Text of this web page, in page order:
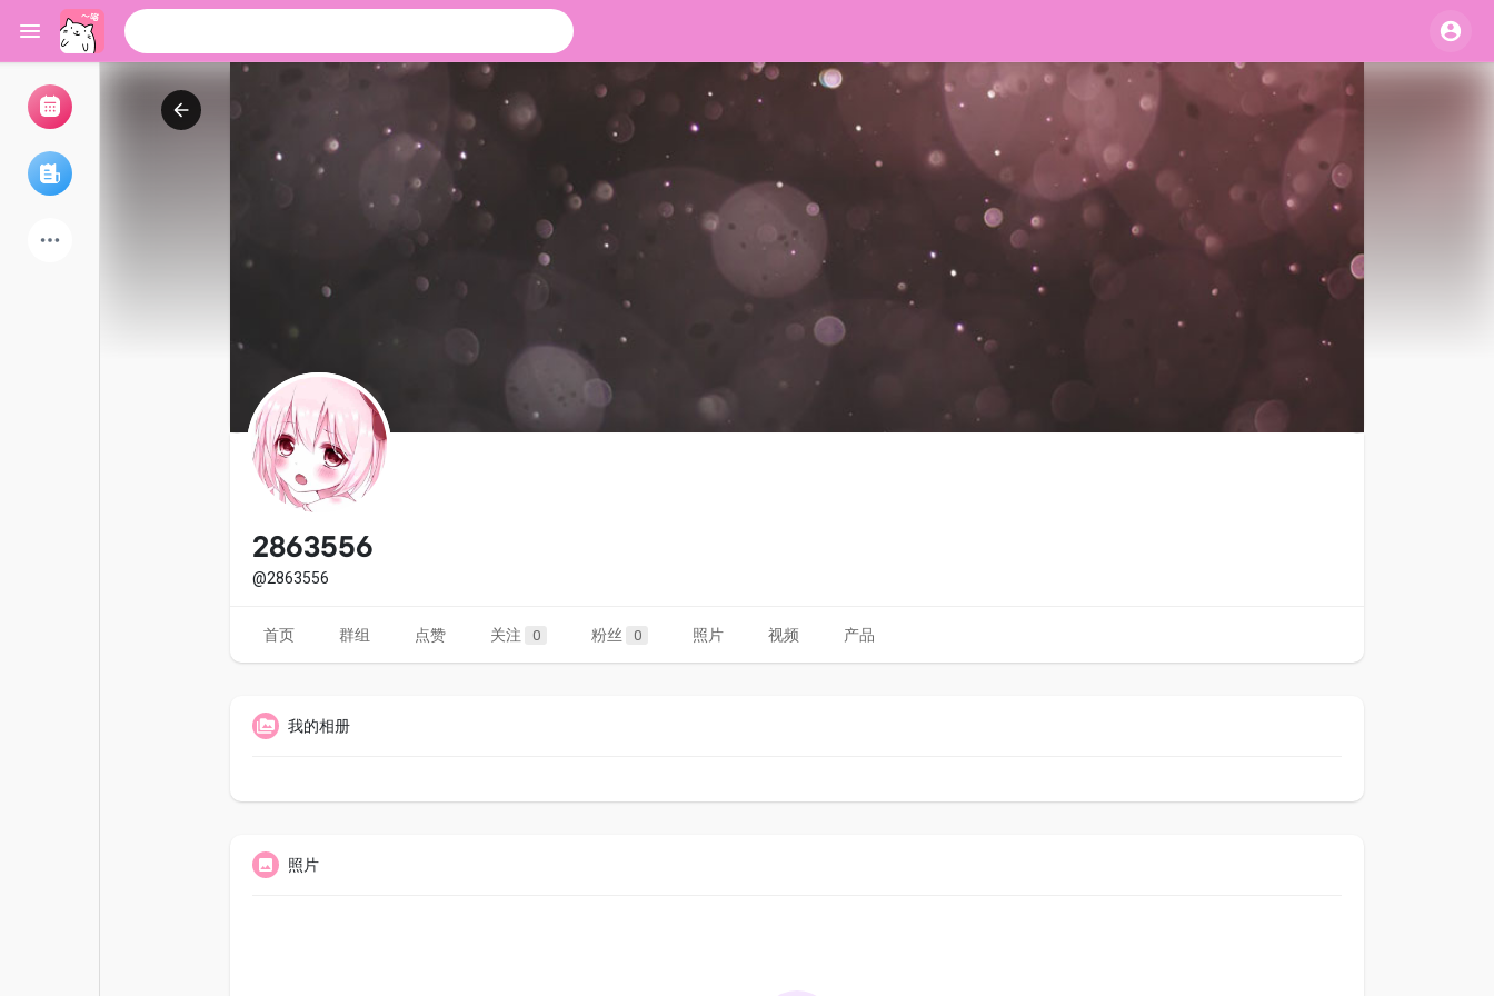
我的活动
游戏
资金来源
2863556
@2863556
首页 群组 点赞 关注 0 粉丝 0 照片 视频 产品
我的相册
照片